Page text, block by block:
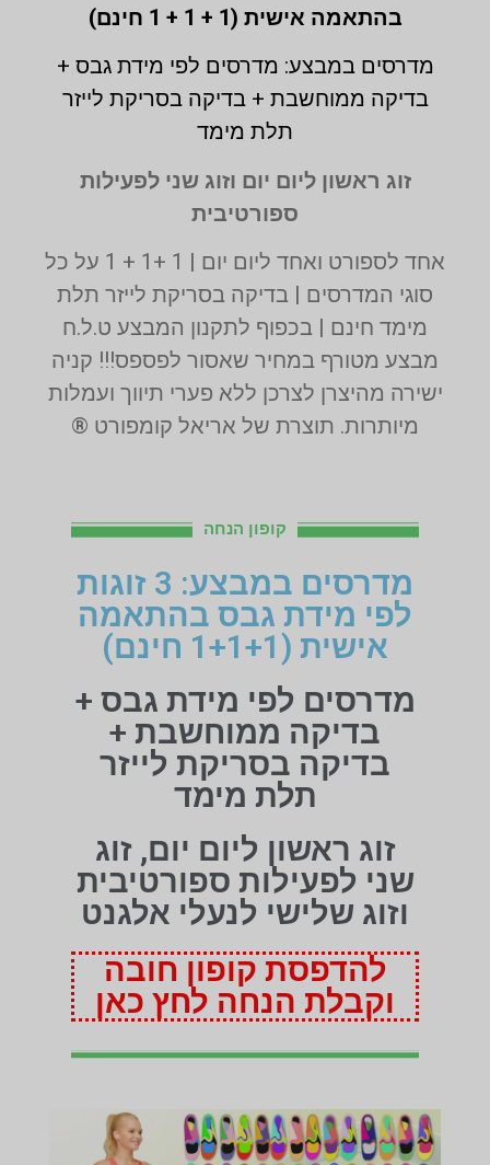
בהתאמה אישית (1 + 1 + 1 חינם)
מדרסים במבצע: מדרסים לפי מידת גבס +
בדיקה ממוחשבת + בדיקה בסריקת לייזר
תלת מימד
זוג ראשון ליום יום וזוג שני לפעילות
ספורטיבית
אחד לספורט ואחד ליום יום | 1 +1 + 1 על כל
סוגי המדרסים | בדיקה בסריקת לייזר תלת
מימד חינם | בכפוף לתקנון המבצע ט.ל.ח
מבצע מטורף במחיר שאסור לפספס!!! קניה
ישירה מהיצרן לצרכן ללא פערי תיווך ועמלות
מיותרות. תוצרת של אריאל קומפורט ®
קופון הנחה
מדרסים במבצע: 3 זוגות
לפי מידת גבס בהתאמה
אישית (1+1+1 חינם)
מדרסים לפי מידת גבס +
בדיקה ממוחשבת +
בדיקה בסריקת לייזר
תלת מימד
זוג ראשון ליום יום, זוג
שני לפעילות ספורטיבית
וזוג שלישי לנעלי אלגנט
להדפסת קופון חובה
וקבלת הנחה לחץ כאן